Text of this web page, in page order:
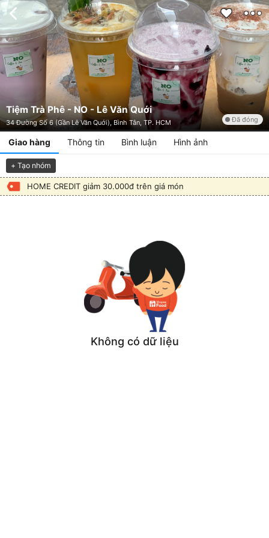
Tiệm Trà Phê - NO - Lê Văn Quới
34 Đường Số 6 (Gần Lê Văn Quới), Bình Tân, TP. HCM Đã đóng
Giao hàng Thông tin Bình luận Hình ảnh
+ Tạo nhóm
HOME CREDIT giảm 30.000đ trên giá món
Không có dữ liệu